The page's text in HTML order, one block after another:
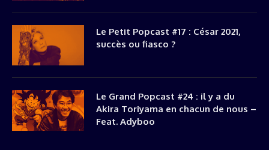
Le Petit Popcast #17 : César 2021,
succès ou fiasco ?
Le Grand Popcast #24 : il y a du
Akira Toriyama en chacun de nous –
Feat. Adyboo